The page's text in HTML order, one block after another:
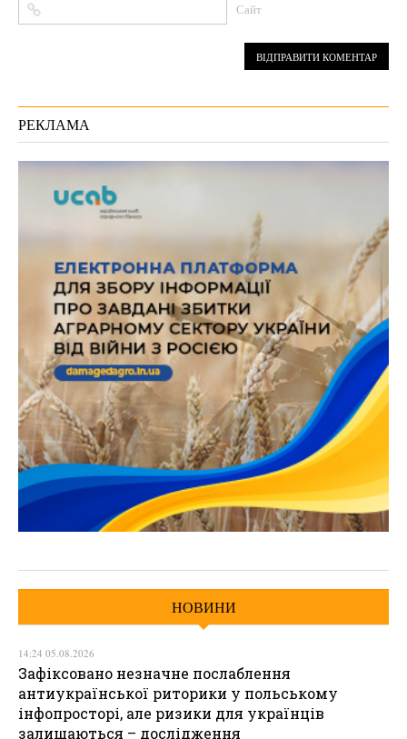
Сайт
РЕКЛАМА
НОВИНИ
14:24 05.08.2026
Зафіксовано незначне послаблення
антиукраїнської риторики у польському
інфопросторі, але ризики для українців
залишаються – дослідження